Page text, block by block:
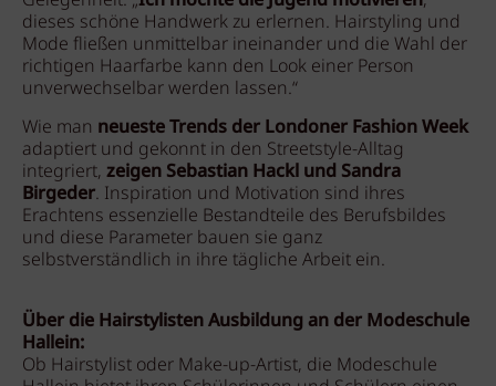
dieses schöne Handwerk zu erlernen. Hairstyling und
Mode fließen unmittelbar ineinander und die Wahl der
richtigen Haarfarbe kann den Look einer Person
unverwechselbar werden lassen.“
Wie man neueste Trends der Londoner Fashion Week
adaptiert und gekonnt in den Streetstyle-Alltag
integriert, zeigen Sebastian Hackl und Sandra
Birgeder. Inspiration und Motivation sind ihres
Erachtens essenzielle Bestandteile des Berufsbildes
und diese Parameter bauen sie ganz
selbstverständlich in ihre tägliche Arbeit ein.
Über die Hairstylisten Ausbildung an der Modeschule
Hallein:
Ob Hairstylist oder Make-up-Artist, die Modeschule